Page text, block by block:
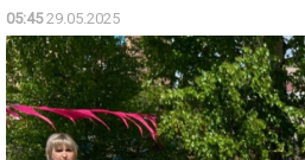
05:4529.05.2025